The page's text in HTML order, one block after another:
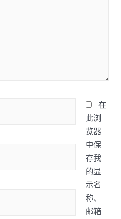
在
此浏
览器
中保
存我
的显
示名
称、
邮箱